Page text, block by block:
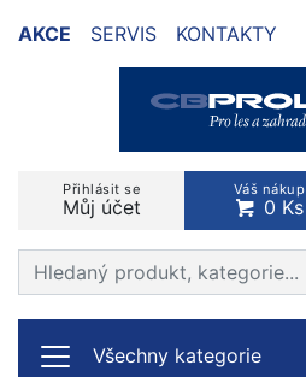
AKCE SERVIS KONTAKTY
Přihlásit se
Můj účet
Váš nákup
0 Ks
Prohledat web
Všechny kategorie